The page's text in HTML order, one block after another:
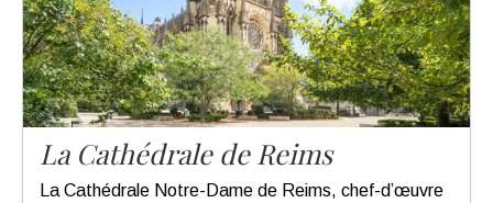
La Cathédrale de Reims
La Cathédrale Notre-Dame de Reims, chef-d’œuvre